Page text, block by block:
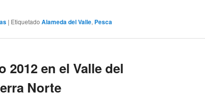
| Etiquetado Alameda del Valle, Pesca
2012 en el Valle del
Norte